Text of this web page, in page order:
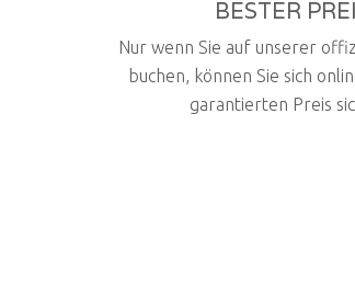
BESTER
Nur wenn Sie auf unserer
buchen, können Sie sich
garantierten Preis